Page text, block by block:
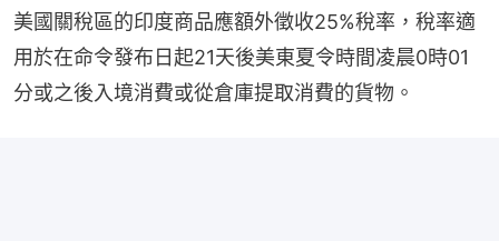
美國關稅區的印度商品應額外徵收25%稅率，稅率適
用於在命令發布日起21天後美東夏令時間凌晨0時01
分或之後入境消費或從倉庫提取消費的貨物。